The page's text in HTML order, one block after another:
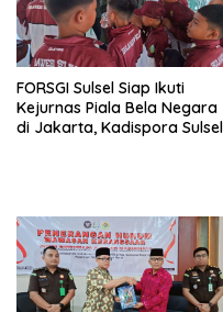
FORSGI Sulsel Siap Ikuti
Kejurnas Piala Bela Negara
di Jakarta, Kadispora Sulsel